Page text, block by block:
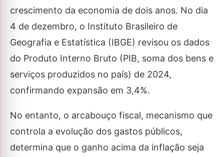
crescimento da economia de dois anos. No dia
4 de dezembro, o Instituto Brasileiro de
Geografia e Estatística (IBGE) revisou os dados
do Produto Interno Bruto (PIB, soma dos bens e
serviços produzidos no país) de 2024,
confirmando expansão em 3,4%.
No entanto, o arcabouço fiscal, mecanismo que
controla a evolução dos gastos públicos,
determina que o ganho acima da inflação seja